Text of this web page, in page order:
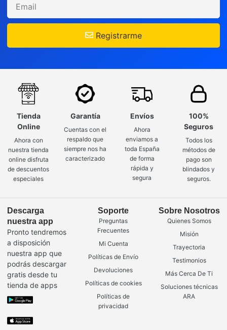
Registrarme
Tienda
Online
Ahora con
nuestra tienda
online disfruta
de descuentos
especiales
Garantía
Cuentas con el
respaldo que
siempre nos ha
caracterizado
Envíos
Ahora
enviamos a
toda España
de forma
rápida y
segura
100%
Seguros
Todos los
métodos de
pago son
blindados y
seguros.
Descarga
nuestra app
Pronto tendremos
a disposición
nuestra app que
podrás descargar
gratis desde tu
tienda de apps
Soporte
Preguntas
Frecuentes
Mi Cuenta
Políticas de Envío
Devoluciones
Políticas de cookies
Políticas de
privacidad
Sobre Nosotros
Quienes Somos
Misión
Trayectoria
Testimonios
Más Cerca De Ti
Soluciones técnicas
ARA